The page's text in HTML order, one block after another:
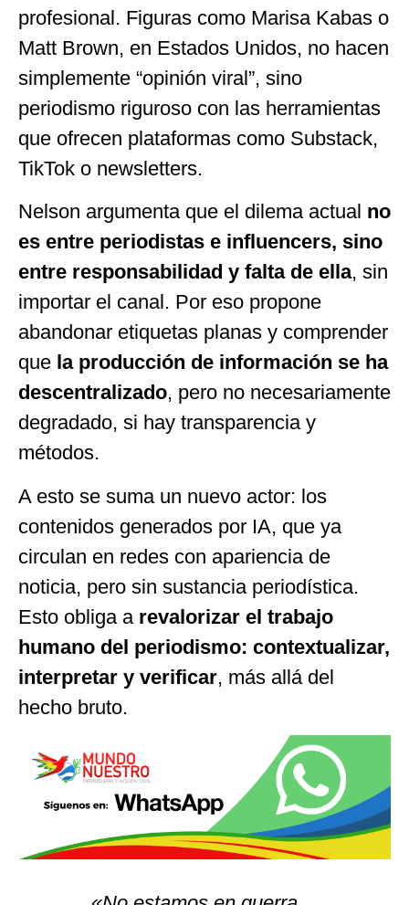
profesional. Figuras como Marisa Kabas o
Matt Brown, en Estados Unidos, no hacen
simplemente “opinión viral”, sino
periodismo riguroso con las herramientas
que ofrecen plataformas como Substack,
TikTok o newsletters.
Nelson argumenta que el dilema actual no
es entre periodistas e influencers, sino
entre responsabilidad y falta de ella, sin
importar el canal. Por eso propone
abandonar etiquetas planas y comprender
que la producción de información se ha
descentralizado, pero no necesariamente
degradado, si hay transparencia y
métodos.
A esto se suma un nuevo actor: los
contenidos generados por IA, que ya
circulan en redes con apariencia de
noticia, pero sin sustancia periodística.
Esto obliga a revalorizar el trabajo
humano del periodismo: contextualizar,
interpretar y verificar, más allá del
hecho bruto.